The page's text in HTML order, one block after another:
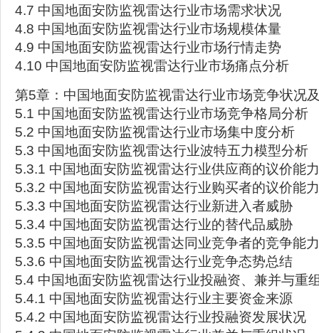
4.7 中国地面安防监视雷达行业市场需求状况
4.8 中国地面安防监视雷达行业市场规模体量
4.9 中国地面安防监视雷达行业市场行情走势
4.10 中国地面安防监视雷达行业市场痛点分析
第5章：中国地面安防监视雷达行业市场竞争状况
5.1 中国地面安防监视雷达行业市场竞争格局分析
5.2 中国地面安防监视雷达行业市场集中度分析
5.3 中国地面安防监视雷达行业波特五力模型分析
5.3.1 中国地面安防监视雷达行业供应商的议价能力
5.3.2 中国地面安防监视雷达行业购买者的议价能力
5.3.3 中国地面安防监视雷达行业新进入者威胁
5.3.4 中国地面安防监视雷达行业的替代品威胁
5.3.5 中国地面安防监视雷达同业竞争者的竞争能力
5.3.6 中国地面安防监视雷达行业竞争态势总结
5.4 中国地面安防监视雷达行业投融资、兼并与重
5.4.1 中国地面安防监视雷达行业主要资金来源
5.4.2 中国地面安防监视雷达行业投融资发展状况